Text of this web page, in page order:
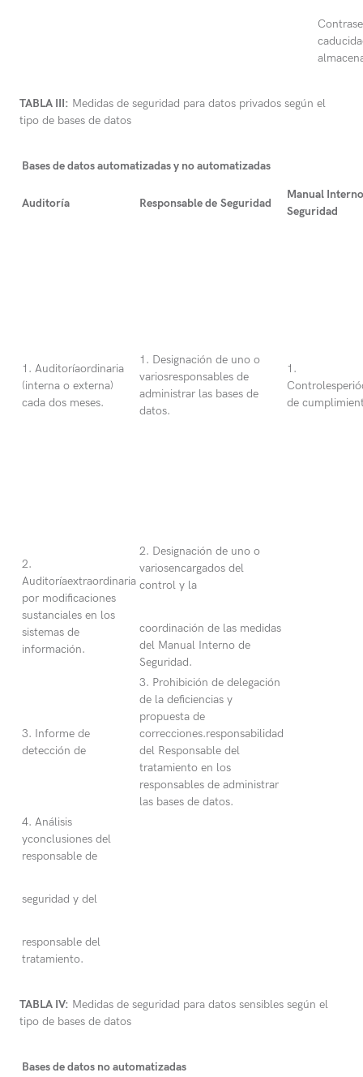
TABLA III: Medidas de seguridad para datos privados según el
tipo de bases de datos
Bases de datos automatizadas y no automatizadas
Auditoría Responsable de Seguridad
Manual
Seguridad
1. Auditoríaordinaria
(interna o externa)
cada dos meses.
1. Designación de uno o
variosresponsables de
administrar las bases de
datos.
1.
de
2.
Auditoríaextraordinaria
por modificaciones
sustanciales en los
sistemas de
información.
2. Designación de uno o
variosencargados del
control y la
coordinación de las medidas
del Manual Interno de
Seguridad.
3. Informe de
detección de
3. Prohibición de delegación
de la deficiencias y
propuesta de
correcciones.responsabilidad
del Responsable del
tratamiento en los
responsables de administrar
las bases de datos.
4. Análisis
yconclusiones del
responsable de
seguridad y del
responsable del
tratamiento.
TABLA IV: Medidas de seguridad para datos sensibles según el
tipo de bases de datos
Bases de datos no automatizadas